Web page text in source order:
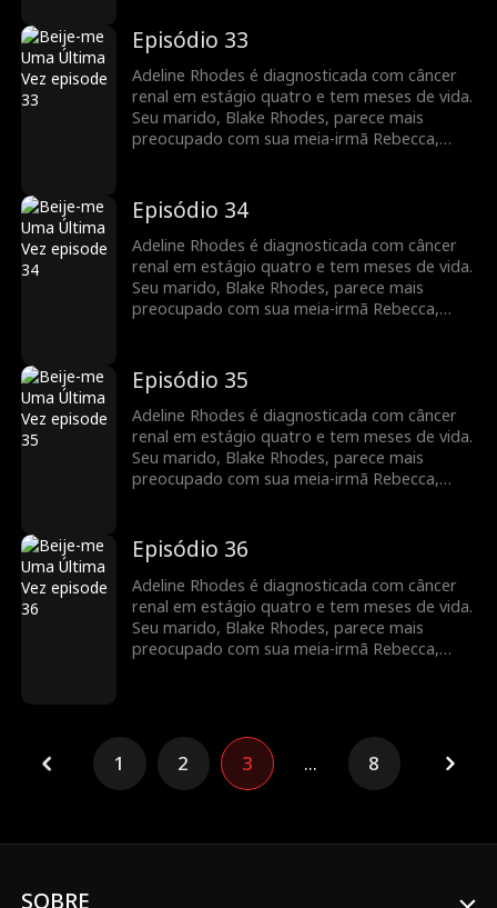
interesseira calculista, e ela acha que ele
nunca a amou. Tudo muda quando Blake
descobre que Adeline está morrendo, mas
pode ser tarde demais para ele dizer que
sempre foi ela quem ele amou.
Episódio 33
Adeline Rhodes é diagnosticada com câncer
renal em estágio quatro e tem meses de vida.
Seu marido, Blake Rhodes, parece mais
preocupado com sua meia-irmã Rebecca,
interesseira calculista, e ela acha que ele
nunca a amou. Tudo muda quando Blake
descobre que Adeline está morrendo, mas
pode ser tarde demais para ele dizer que
sempre foi ela quem ele amou.
Episódio 34
Adeline Rhodes é diagnosticada com câncer
renal em estágio quatro e tem meses de vida.
Seu marido, Blake Rhodes, parece mais
preocupado com sua meia-irmã Rebecca,
interesseira calculista, e ela acha que ele
nunca a amou. Tudo muda quando Blake
descobre que Adeline está morrendo, mas
pode ser tarde demais para ele dizer que
sempre foi ela quem ele amou.
Episódio 35
Adeline Rhodes é diagnosticada com câncer
renal em estágio quatro e tem meses de vida.
Seu marido, Blake Rhodes, parece mais
preocupado com sua meia-irmã Rebecca,
interesseira calculista, e ela acha que ele
nunca a amou. Tudo muda quando Blake
descobre que Adeline está morrendo, mas
pode ser tarde demais para ele dizer que
sempre foi ela quem ele amou.
Episódio 36
Adeline Rhodes é diagnosticada com câncer
renal em estágio quatro e tem meses de vida.
Seu marido, Blake Rhodes, parece mais
preocupado com sua meia-irmã Rebecca,
nunca a amou. Tudo muda quando Blake
descobre que Adeline está morrendo, mas
pode ser tarde demais para ele dizer que
sempre foi ela quem ele amou.
1 2 3 ... 8
SOBRE